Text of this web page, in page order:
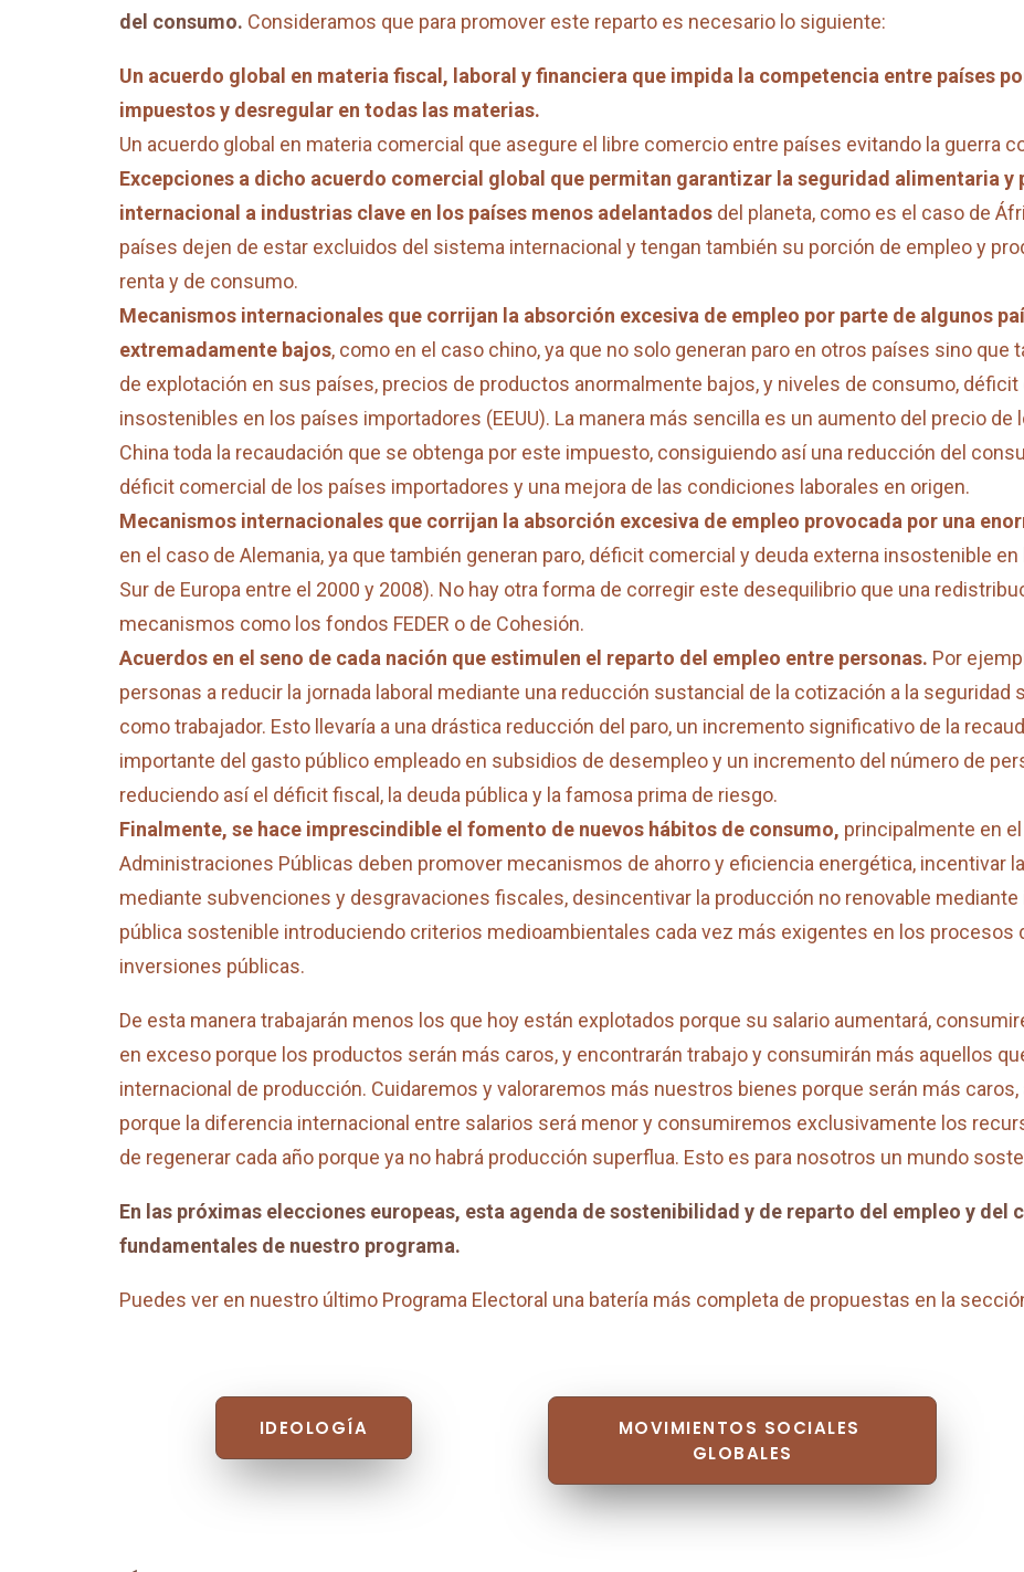
del consumo. Consideramos que para promover este reparto es necesario lo siguiente:
Un acuerdo global en materia fiscal, laboral y financiera que impida la competencia entre países
impuestos y desregular en todas las materias.
Un acuerdo global en materia comercial que asegure el libre comercio entre países evitando la guerra
Excepciones a dicho acuerdo comercial global que permitan garantizar la seguridad alimentaria
internacional a industrias clave en los países menos adelantados del planeta, como es el caso de
países dejen de estar excluidos del sistema internacional y tengan también su porción de empleo y
renta y de consumo.
Mecanismos internacionales que corrijan la absorción excesiva de empleo por parte de algunos
extremadamente bajos, como en el caso chino, ya que no solo generan paro en otros países sino
de explotación en sus países, precios de productos anormalmente bajos, y niveles de consumo,
insostenibles en los países importadores (EEUU). La manera más sencilla es un aumento del precio
China toda la recaudación que se obtenga por este impuesto, consiguiendo así una reducción del
déficit comercial de los países importadores y una mejora de las condiciones laborales en origen.
Mecanismos internacionales que corrijan la absorción excesiva de empleo provocada por una
en el caso de Alemania, ya que también generan paro, déficit comercial y deuda externa insostenible
Sur de Europa entre el 2000 y 2008). No hay otra forma de corregir este desequilibrio que una
mecanismos como los fondos FEDER o de Cohesión.
Acuerdos en el seno de cada nación que estimulen el reparto del empleo entre personas. Por
personas a reducir la jornada laboral mediante una reducción sustancial de la cotización a la seguridad
como trabajador. Esto llevaría a una drástica reducción del paro, un incremento significativo de la
importante del gasto público empleado en subsidios de desempleo y un incremento del número de
reduciendo así el déficit fiscal, la deuda pública y la famosa prima de riesgo.
Finalmente, se hace imprescindible el fomento de nuevos hábitos de consumo, principalmente en
Administraciones Públicas deben promover mecanismos de ahorro y eficiencia energética, incentivar
mediante subvenciones y desgravaciones fiscales, desincentivar la producción no renovable
pública sostenible introduciendo criterios medioambientales cada vez más exigentes en los procesos
inversiones públicas.
De esta manera trabajarán menos los que hoy están explotados porque su salario aumentará,
en exceso porque los productos serán más caros, y encontrarán trabajo y consumirán más aquellos
internacional de producción. Cuidaremos y valoraremos más nuestros bienes porque serán más
porque la diferencia internacional entre salarios será menor y consumiremos exclusivamente los
de regenerar cada año porque ya no habrá producción superflua. Esto es para nosotros un mundo
En las próximas elecciones europeas, esta agenda de sostenibilidad y de reparto del empleo y del
fundamentales de nuestro programa.
Puedes ver en nuestro último Programa Electoral una batería más completa de propuestas en la
IDEOLOGÍA
MOVIMIENTOS SOCIALES
GLOBALES